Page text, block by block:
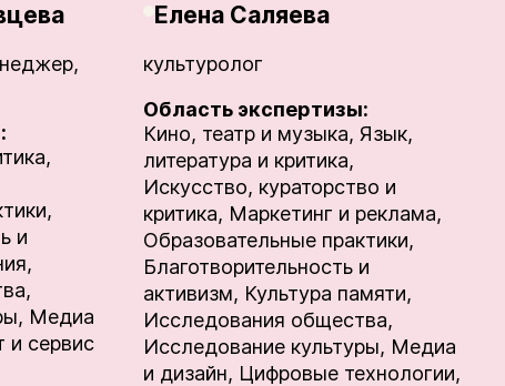
и
Медиа
сервис
Елена Саляева
культуролог
Область экспертизы:
Кино, театр и музыка, Язык,
литература и критика,
Искусство, кураторство и
критика, Маркетинг и реклама,
Образовательные практики,
Благотворительность и
активизм, Культура памяти,
Исследования общества,
Исследование культуры, Медиа
и дизайн, Цифровые технологии,